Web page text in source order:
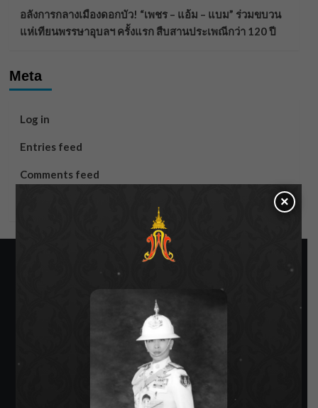
อลังการกลางเมืองดอกบัว! “เพชร – แอ้ม – แบม” ร่วมขบวน
แห่เทียนพรรษาอุบลฯ ครั้งแรก สืบสานประเพณีกว่า 120 ปี
Meta
Log in
Entries feed
Comments feed
SIAMRATH VARIETY
×